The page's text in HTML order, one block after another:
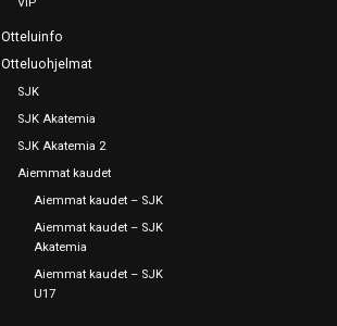
VIP
Otteluinfo
Otteluohjelmat
SJK
SJK Akatemia
SJK Akatemia 2
Aiemmat kaudet
Aiemmat kaudet – SJK
Aiemmat kaudet – SJK
Akatemia
Aiemmat kaudet – SJK
U17